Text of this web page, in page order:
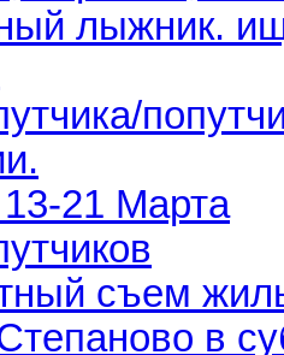
лыжник.
21 Марта
съем
в